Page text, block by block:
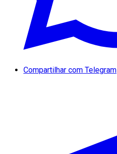
Compartilhar com Telegram